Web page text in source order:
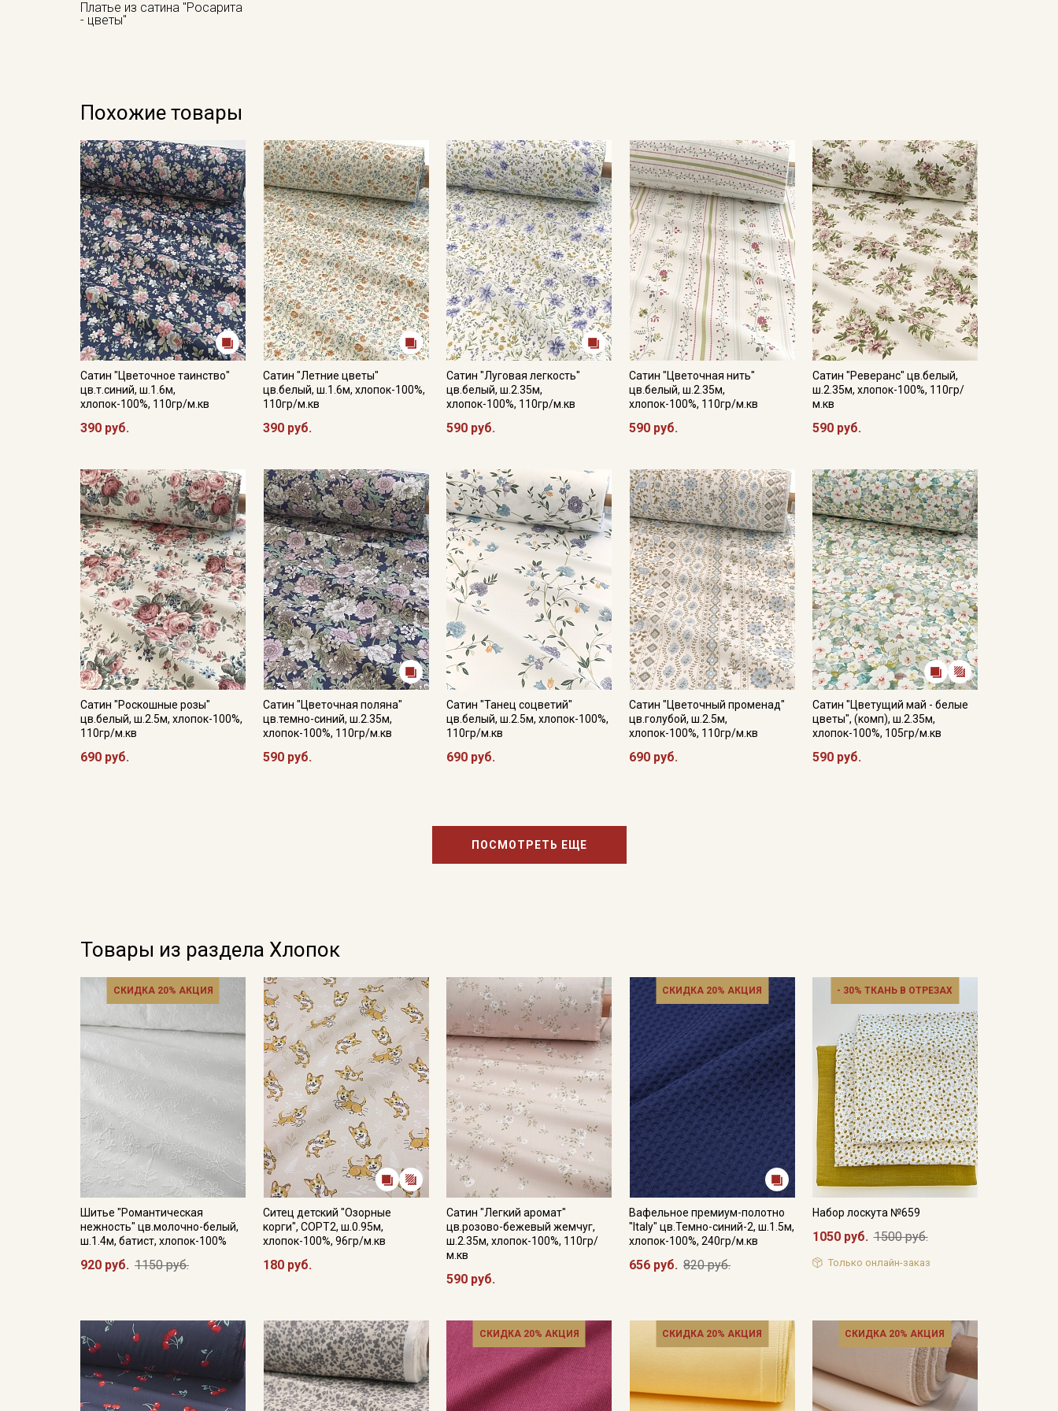
Платье из сатина "Росарита
- цветы"
Похожие товары
Сатин "Цветочное таинство"
цв.т.синий, ш.1.6м,
хлопок-100%, 110гр/м.кв
390 руб.
Сатин "Летние цветы"
цв.белый, ш.1.6м, хлопок-100%,
110гр/м.кв
390 руб.
Сатин "Луговая легкость"
цв.белый, ш.2.35м,
хлопок-100%, 110гр/м.кв
590 руб.
Сатин "Цветочная нить"
цв.белый, ш.2.35м,
хлопок-100%, 110гр/м.кв
590 руб.
Сатин "Реверанс" цв.белый,
ш.2.35м, хлопок-100%, 110гр/
м.кв
590 руб.
Сатин "Роскошные розы"
цв.белый, ш.2.5м, хлопок-100%,
110гр/м.кв
690 руб.
Сатин "Цветочная поляна"
цв.темно-синий, ш.2.35м,
хлопок-100%, 110гр/м.кв
590 руб.
Сатин "Танец соцветий"
цв.белый, ш.2.5м, хлопок-100%,
110гр/м.кв
690 руб.
Сатин "Цветочный променад"
цв.голубой, ш.2.5м,
хлопок-100%, 110гр/м.кв
690 руб.
Сатин "Цветущий май - белые
цветы", (комп), ш.2.35м,
хлопок-100%, 105гр/м.кв
590 руб.
ПОСМОТРЕТЬ ЕЩЕ
Товары из раздела Хлопок
СКИДКА 20% АКЦИЯ
Шитье "Романтическая
нежность" цв.молочно-белый,
ш.1.4м, батист, хлопок-100%
920 руб. 1150 руб.
Ситец детский "Озорные
корги", СОРТ2, ш.0.95м,
хлопок-100%, 96гр/м.кв
180 руб.
Сатин "Легкий аромат"
цв.розово-бежевый жемчуг,
ш.2.35м, хлопок-100%, 110гр/
м.кв
590 руб.
СКИДКА 20% АКЦИЯ
Вафельное премиум-полотно
"Italy" цв.Темно-синий-2, ш.1.5м,
хлопок-100%, 240гр/м.кв
656 руб. 820 руб.
- 30% ТКАНЬ В ОТРЕЗАХ
Набор лоскута №659
1050 руб. 1500 руб.
Только онлайн-заказ
СКИДКА 20% АКЦИЯ СКИДКА 20% АКЦИЯ СКИДКА 20% АКЦИЯ
Секретная рассылка от
Купава
Мы публикуем здесь дополнительные
промокоды и скидки до 30% на узкие
категории тканей
Электронная почта
и даюСогласие на обработку персональных
данных
ДаюСогласие на получение рекламных и
информационных рассылок